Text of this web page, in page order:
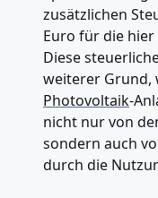
zusätzlichen
Euro für die
Diese
weiterer Grund,
Photovoltaik-
nicht nur von
sondern auch
durch die